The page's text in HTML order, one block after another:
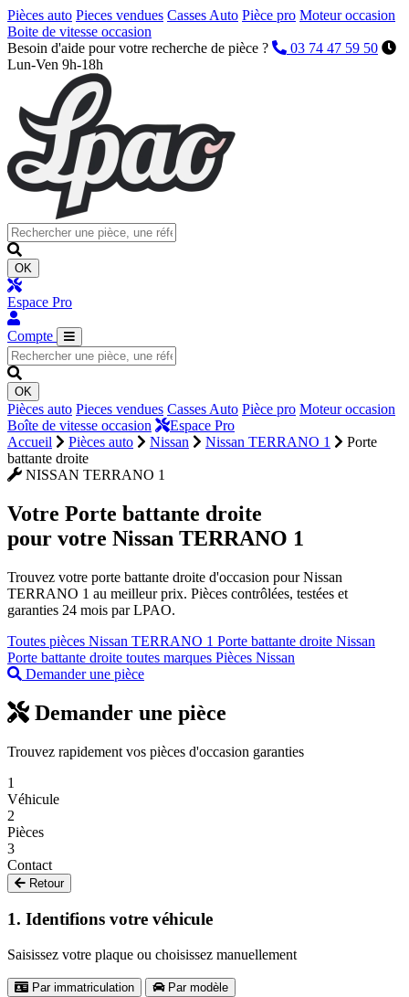
Pièces auto Pieces vendues Casses Auto Pièce pro Moteur occasion
Boite de vitesse occasion
Besoin d'aide pour votre recherche de pièce ?
03 74 47 59 50
Lun-Ven 9h-18h
OK
Espace Pro
Compte
OK
Pièces auto Pieces vendues Casses Auto Pièce pro Moteur occasion
Boîte de vitesse occasion
Espace Pro
Accueil
Pièces auto Nissan Nissan TERRANO 1
Porte
battante droite
NISSAN TERRANO 1
Votre Porte battante droite
pour votre Nissan TERRANO 1
Trouvez votre porte battante droite d'occasion pour Nissan
TERRANO 1 au meilleur prix. Pièces contrôlées, testées et
garanties 24 mois par LPAO.
Toutes pièces Nissan TERRANO 1 Porte battante droite Nissan
Porte battante droite toutes marques Pièces Nissan
Demander une pièce
Demander une pièce
Trouvez rapidement vos pièces d'occasion garanties
1
Véhicule
2
Pièces
3
Contact
Retour
1. Identifions votre véhicule
Saisissez votre plaque ou choisissez manuellement
Par immatriculation Par modèle